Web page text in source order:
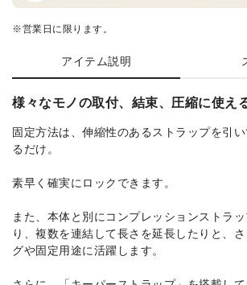
※営業日に限ります。
アイテム説明
様々なモノの取付、結束、圧縮に使え
固定方法は、伸縮性のあるストラップを引
るだけ。
素早く確実にロックできます。
また、本体と別にコンプレッションストラ
り、複数を連結して長さを延長したりと、
グや固定用途に活躍します。